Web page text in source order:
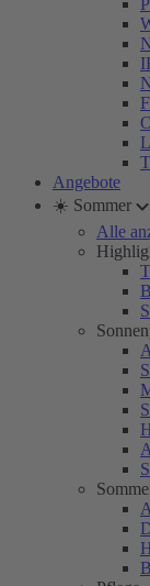
Angebote
☀️ Sommer
Alle